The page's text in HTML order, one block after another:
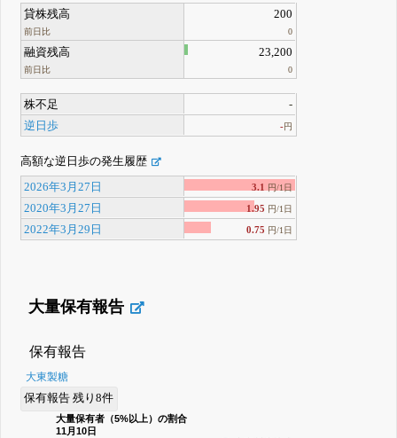
貸株残高
前日比
200
0
融資残高
前日比
23,200
0
株不足
-
逆日歩
-円
高額な逆日歩の発生履歴
2026年3月27日 3.1 円/1日
2020年3月27日 1.95 円/1日
2022年3月29日 0.75 円/1日
大量保有報告
保有報告
大東製糖
保有報告 残り8件
大量保有者（5%以上）の割合
11月10日